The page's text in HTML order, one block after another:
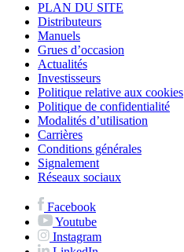
PLAN DU SITE
Distributeurs
Manuels
Grues d’occasion
Actualités
Investisseurs
Politique relative aux cookies
Politique de confidentialité
Modalités d’utilisation
Carrières
Conditions générales
Signalement
Réseaux sociaux
Facebook
Youtube
Instagram